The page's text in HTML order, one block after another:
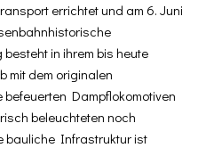
errichtet und am 6. Juni
in ihrem bis heute
mit dem originalen
befeuerten Dampflokomotiven
beleuchteten noch
bauliche Infrastruktur ist